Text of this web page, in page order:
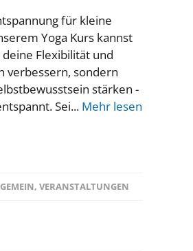
für kleine
Yoga Kurs kannst
Flexibilität und
verbessern, sondern
stärken -
Sei... Mehr lesen
, VERANSTALTUNGEN